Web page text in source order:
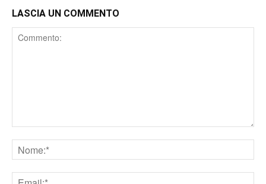
LASCIA UN COMMENTO
Comment
Nome
Email